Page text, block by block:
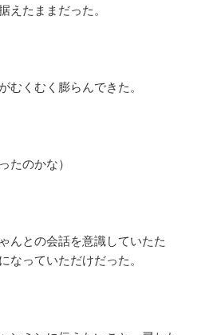
えたままだった。
むくむく膨らんできた。
たのかな）
んとの会話を意識していたた
なっていただけだった。